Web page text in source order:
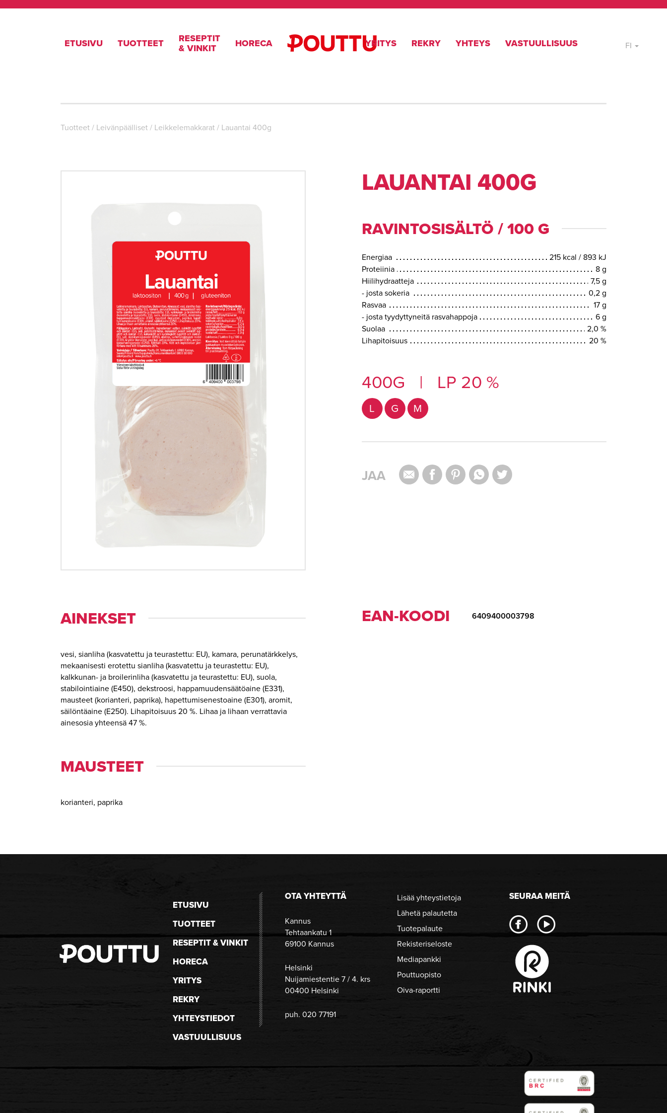
ETUSIVU TUOTTEET RESEPTIT
& VINKIT HORECA YRITYS REKRY YHTEYS VASTUULLISUUS FI
Tuotteet/ Leivän­päälliset/ Leikkelemakkarat/ Lauantai 400g
LAUANTAI 400G
RAVINTOSISÄLTÖ / 100 G
Energiaa
215 kcal / 893 kJ
Proteiinia
8 g
Hiilihydraatteja
7,5 g
- josta sokeria
0,2 g
Rasvaa
17 g
- josta tyydyttyneitä rasvahappoja
6 g
Suolaa
2,0 %
Lihapitoisuus
20 %
400G | LP 20 %
L G M
JAA
AINEKSET
vesi, sianliha (kasvatettu ja teurastettu: EU), kamara, perunatärkkelys,
mekaanisesti erotettu sianliha (kasvatettu ja teurastettu: EU),
kalkkunan- ja broilerinliha (kasvatettu ja teurastettu: EU), suola,
stabilointiaine (E450), dekstroosi, happamuudensäätöaine (E331),
mausteet (korianteri, paprika), hapettumisenestoaine (E301), aromit,
säilöntäaine (E250). Lihapitoisuus 20 %. Lihaa ja lihaan verrattavia
ainesosia yhteensä 47 %.
MAUSTEET
korianteri, paprika
EAN-KOODI 6409400003798
ETUSIVU
TUOTTEET
RESEPTIT & VINKIT
HORECA
YRITYS
REKRY
YHTEYSTIEDOT
VASTUULLISUUS
OTA YHTEYTTÄ
Kannus
Tehtaankatu 1
69100 Kannus
Helsinki
Nuijamiestentie 7 / 4. krs
00400 Helsinki
puh. 020 77191
Lisää yhteystietoja
Lähetä palautetta
Tuotepalaute
Rekisteriseloste
Mediapankki
Pouttuopisto
Oiva-raportti
SEURAA MEITÄ